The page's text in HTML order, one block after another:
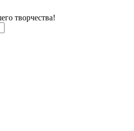
творчества!